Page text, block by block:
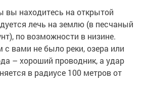
вы находитесь на открытой
лечь на землю (в песчаный
по возможности в низине.
вами не было реки, озера или
– хороший проводник, а удар
в радиусе 100 метров от